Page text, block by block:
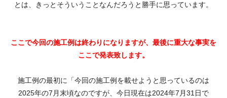
とは、きっとそういうことなんだろうと勝手に思っています。
ここで今回の施工例は終わりになりますが、 最後に重大な事実を
ここで発表致します。
施工例の最初に「今回の施工例を載せようと思っているのは
2025年の7月末頃なのですが、今日現在は2024年7月31日で